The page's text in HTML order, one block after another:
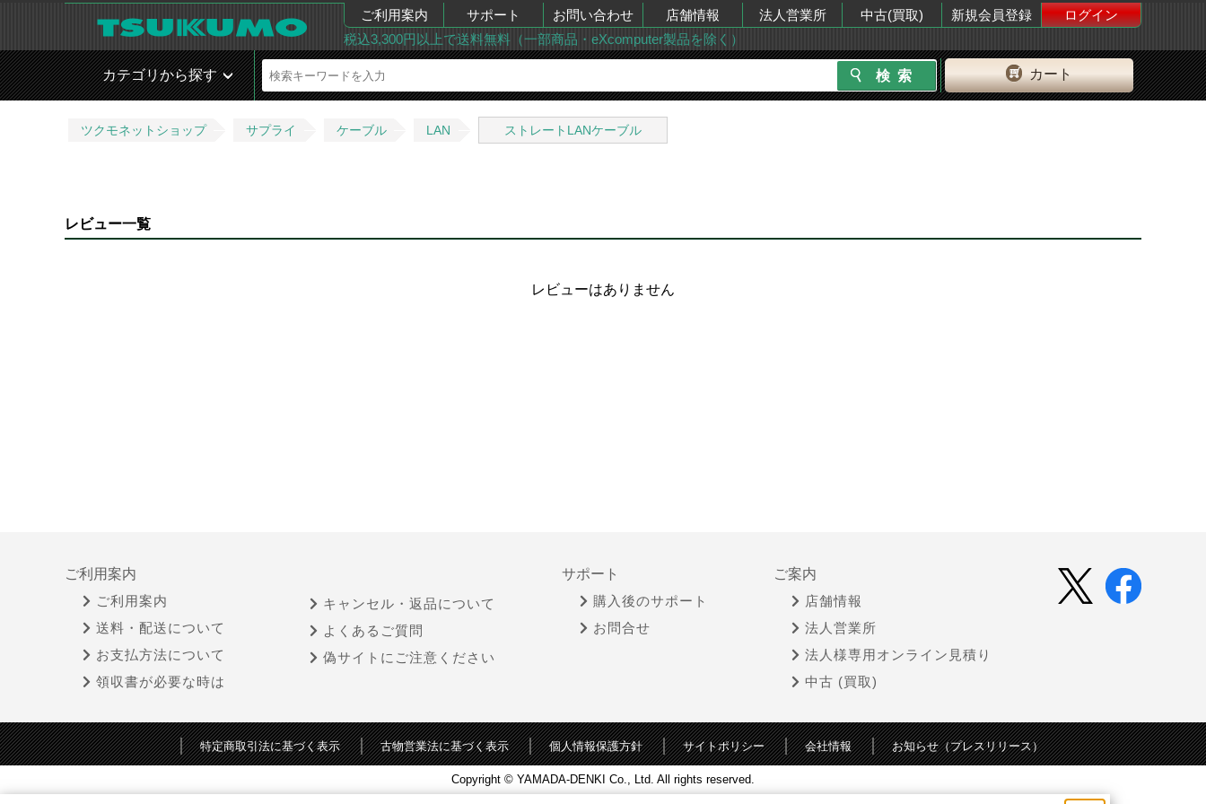
ご利用案内 サポート お問い合わせ 店舗情報 法人営業所 中古(買取) 新規会員登録
ログイン
税込3,300円以上で送料無料（一部商品・eXcomputer製品を除く）
カート
カテゴリから探す
ツクモネットショップ サプライ ケーブル LAN ストレートLANケーブル
レビュー一覧
レビューはありません
ご利用案内
ご利用案内
送料・配送について
お支払方法について
領収書が必要な時は
キャンセル・返品について
よくあるご質問
偽サイトにご注意ください
サポート
購入後のサポート
お問合せ
ご案内
店舗情報
法人営業所
法人様専用オンライン見積り
中古 (買取)
特定商取引法に基づく表示 古物営業法に基づく表示 個人情報保護方針 サイトポリシー 会社情報 お知らせ（プレスリリース）
Copyright © YAMADA-DENKI Co., Ltd. All rights reserved.